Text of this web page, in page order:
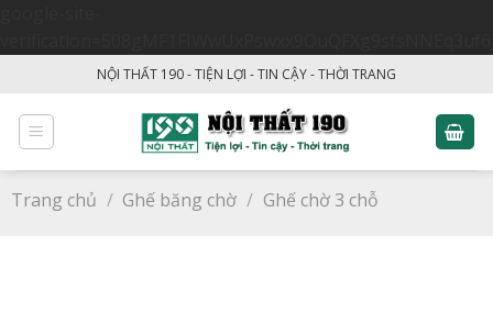
content
NỘI THẤT 190 - TIỆN LỢI - TIN CẬY - THỜI TRANG
Trang chủ / Ghế băng chờ / Ghế chờ 3 chỗ